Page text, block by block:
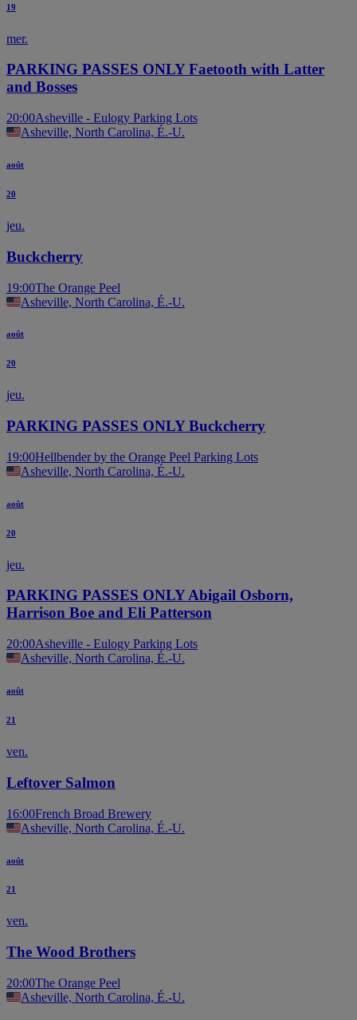
19
mer.
PARKING PASSES ONLY Faetooth with Latter
and Bosses
20:00Asheville - Eulogy Parking Lots
Asheville, North Carolina, É.-U.
août
20
jeu.
Buckcherry
19:00The Orange Peel
Asheville, North Carolina, É.-U.
août
20
jeu.
PARKING PASSES ONLY Buckcherry
19:00Hellbender by the Orange Peel Parking Lots
Asheville, North Carolina, É.-U.
août
20
jeu.
PARKING PASSES ONLY Abigail Osborn,
Harrison Boe and Eli Patterson
20:00Asheville - Eulogy Parking Lots
Asheville, North Carolina, É.-U.
août
21
ven.
Leftover Salmon
16:00French Broad Brewery
Asheville, North Carolina, É.-U.
août
21
ven.
The Wood Brothers
20:00The Orange Peel
Asheville, North Carolina, É.-U.